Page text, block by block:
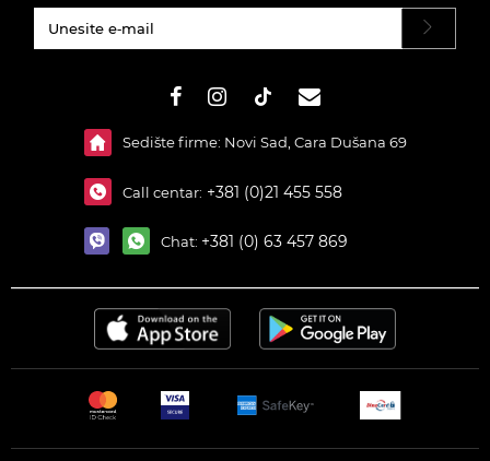
Sedište firme: Novi Sad, Cara Dušana 69
Call centar: +381 (0)21 455 558
Chat: +381 (0) 63 457 869